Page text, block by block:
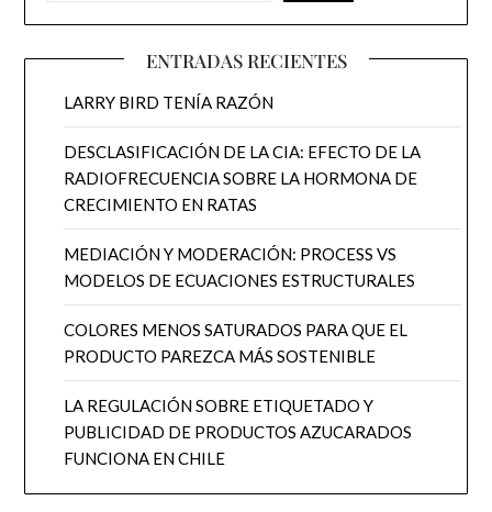
ENTRADAS RECIENTES
LARRY BIRD TENÍA RAZÓN
DESCLASIFICACIÓN DE LA CIA: EFECTO DE LA
RADIOFRECUENCIA SOBRE LA HORMONA DE
CRECIMIENTO EN RATAS
MEDIACIÓN Y MODERACIÓN: PROCESS VS
MODELOS DE ECUACIONES ESTRUCTURALES
COLORES MENOS SATURADOS PARA QUE EL
PRODUCTO PAREZCA MÁS SOSTENIBLE
LA REGULACIÓN SOBRE ETIQUETADO Y
PUBLICIDAD DE PRODUCTOS AZUCARADOS
FUNCIONA EN CHILE